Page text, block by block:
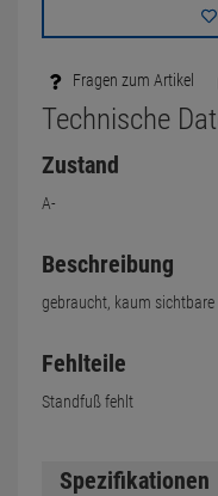
Fragen zum Artikel
Technische
Zustand
A-
Beschreibung
gebraucht, kaum
Fehlteile
Standfuß fehlt
Spezifikationen